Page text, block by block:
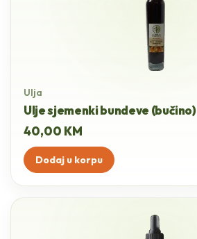
Ulja
Ulje sjemenki bundeve (bučino)
40,00 KM
Dodaj u korpu